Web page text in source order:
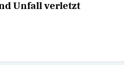
Unfall verletzt